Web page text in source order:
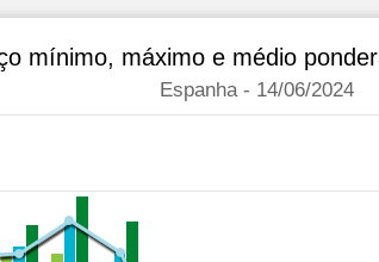
mínimo, máximo e médio
Espanha - 14/06/2024